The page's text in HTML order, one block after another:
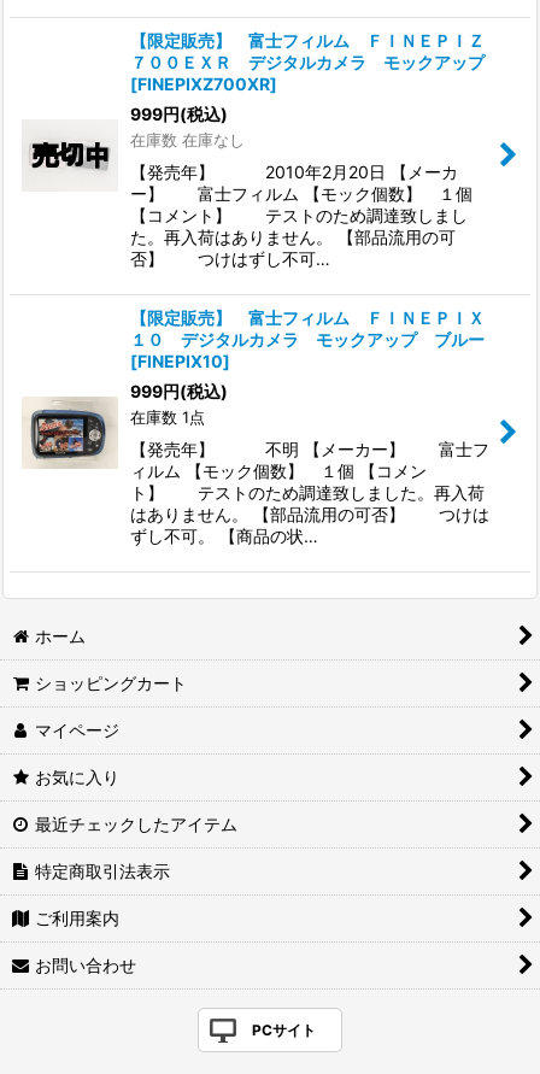
【限定販売】 富士フィルム ＦＩＮＥＰＩＺ
７００ＥＸＲ デジタルカメラ モックアップ
[FINEPIXZ700XR]
999円(税込)
在庫数 在庫なし
【発売年】 2010年2月20日 【メーカ
ー】 富士フィルム 【モック個数】 １個
【コメント】 テストのため調達致しまし
た。再入荷はありません。 【部品流用の可
否】 つけはずし不可…
【限定販売】 富士フィルム ＦＩＮＥＰＩＸ
１０ デジタルカメラ モックアップ ブルー
[FINEPIX10]
999円(税込)
在庫数 1点
【発売年】 不明 【メーカー】 富士フ
ィルム 【モック個数】 １個 【コメン
ト】 テストのため調達致しました。再入荷
はありません。 【部品流用の可否】 つけは
ずし不可。 【商品の状…
ホーム
ショッピングカート
マイページ
お気に入り
最近チェックしたアイテム
特定商取引法表示
ご利用案内
お問い合わせ
PCサイト